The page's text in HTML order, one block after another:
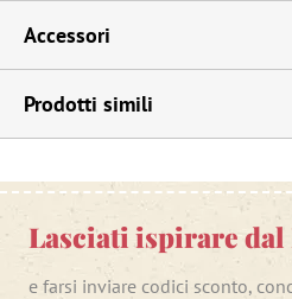
Accessori
Prodotti simili
Lasciati ispirare dal
e farsi inviare codici sconto,